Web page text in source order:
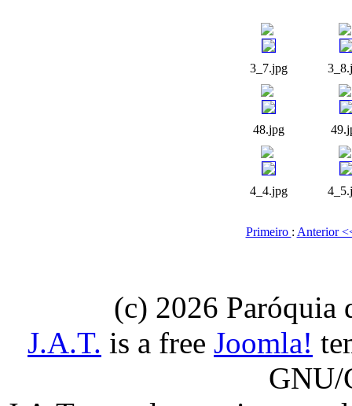
3_7.jpg
48.jpg
4_4.jpg
Primeiro : Anterior
(c) 2026 Paróquia
J.A.T. is a free Joomla!
GNU/